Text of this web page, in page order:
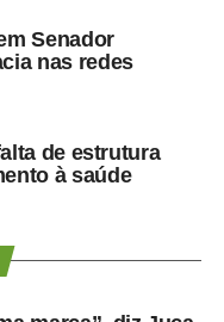
Senador
nas redes
de estrutura
à saúde